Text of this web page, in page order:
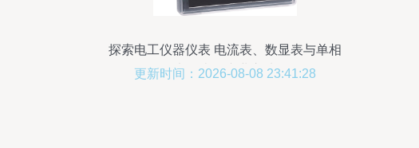
探索电工仪器仪表 电流表、数显表与单相
电压表的专业之选
更新时间：2026-08-08 23:41:28